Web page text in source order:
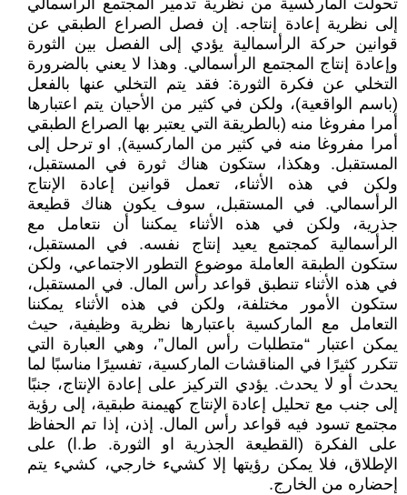
تحولت الماركسية من نظرية تدمير المجتمع الرأسمالي
إلى نظرية إعادة إنتاجه. إن فصل الصراع الطبقي عن
قوانين حركة الرأسمالية يؤدي إلى الفصل بين الثورة
وإعادة إنتاج المجتمع الرأسمالي. وهذا لا يعني بالضرورة
التخلي عن فكرة الثورة: فقد يتم التخلي عنها بالفعل
(باسم الواقعية)، ولكن في كثير من الأحيان يتم اعتبارها
أمرا مفروغا منه (بالطريقة التي يعتبر بها الصراع الطبقي
أمرا مفروغا منه في كثير من الماركسية), او ترحل إلى
المستقبل. وهكذا، ستكون هناك ثورة في المستقبل،
ولكن في هذه الأثناء، تعمل قوانين إعادة الإنتاج
الرأسمالي. في المستقبل، سوف يكون هناك قطيعة
جذرية، ولكن في هذه الأثناء يمكننا أن نتعامل مع
الرأسمالية كمجتمع يعيد إنتاج نفسه. في المستقبل،
ستكون الطبقة العاملة موضوع التطور الاجتماعي، ولكن
في هذه الأثناء تنطبق قواعد رأس المال. في المستقبل،
ستكون الأمور مختلفة، ولكن في هذه الأثناء يمكننا
التعامل مع الماركسية باعتبارها نظرية وظيفية، حيث
يمكن اعتبار “متطلبات رأس المال”، وهي العبارة التي
تتكرر كثيرًا في المناقشات الماركسية، تفسيرًا مناسبًا لما
يحدث أو لا يحدث. يؤدي التركيز على إعادة الإنتاج، جنبًا
إلى جنب مع تحليل إعادة الإنتاج كهيمنة طبقية، إلى رؤية
مجتمع تسود فيه قواعد رأس المال. إذن، إذا تم الحفاظ
على الفكرة (القطيعة الجذرية او الثورة. ط.ا) على
الإطلاق، فلا يمكن رؤيتها إلا كشيء خارجي، كشيء يتم
إحضاره من الخارج.